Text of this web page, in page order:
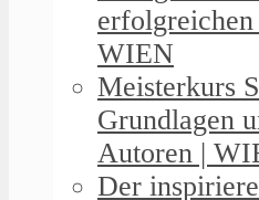
WIEN
Meisterkurs
Grundlagen
Autoren |
Der